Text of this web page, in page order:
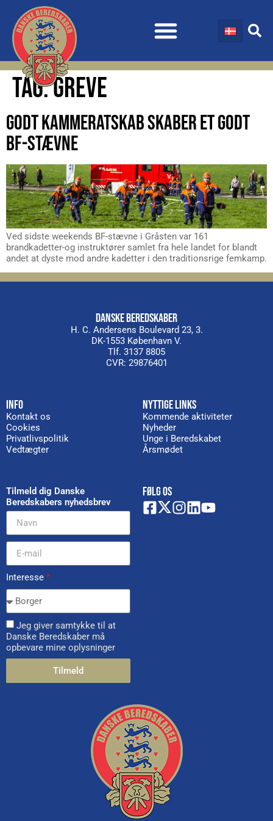
TAG:GREVE
GODT KAMMERATSKAB SKABER ET GODT
BF-STÆVNE
Ved sidste weekends BF-stævne i Gråsten var 161
brandkadetter-og instruktører samlet fra hele landet for blandt
andet at dyste mod andre kadetter i den traditionsrige femkamp.
DANSKE BEREDSKABER
H. C. Andersens Boulevard 23, 3.
DK-1553 København V.
Tlf. 3137 8805
CVR: 29876401
INFO
Kontakt os
Cookies
Privatlivspolitik
Vedtægter
NYTTIGE LINKS
Kommende aktiviteter
Nyheder
Unge i Beredskabet
Årsmødet
Tilmeld dig Danske
Beredskabers nyhedsbrev
Interesse *
Jeg giver samtykke til at
Danske Beredskaber må
opbevare mine oplysninger
Tilmeld
FØLG OS